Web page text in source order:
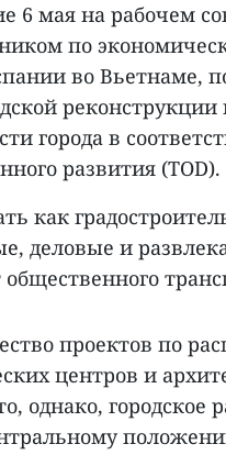
6 мая на рабочем
по
во Вьетнаме,
реконструкции
города в
развития (TOD).
как
и
проектов по
центров и
однако, городское